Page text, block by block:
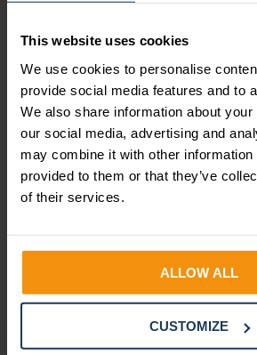
This website uses cookies
We use cookies to personalise
provide social media features and to
We also share information about
our social media, advertising and
may combine it with other information
provided to them or that they’ve
of their services.
ALLOW ALL
CUSTOMIZE
tijdens AFAS Open zijn
tot AI, rapportages en
volop mogelijkheden om nóg
te halen.
Benieuwd welke kansen er
organisatie liggen? Onze
denken graag met je mee over
Profit 8 op jouw processen,
praktijkvoorbeelden en
artikelen over de nieuwste
binnen AFAS.